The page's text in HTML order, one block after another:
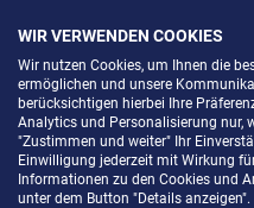
SELF STORAGE
WIR VERWENDEN COOKIES
Wir nutzen Cookies, um Ihnen die
ermöglichen und unsere
berücksichtigen hierbei Ihre
Analytics und Personalisierung nur,
"Zustimmen und weiter" Ihr
Einwilligung jederzeit mit Wirkung
Informationen zu den Cookies und
unter dem Button "Details anzeigen".